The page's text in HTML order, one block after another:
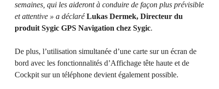
semaines, qui les aideront à conduire de façon plus prévisible
et attentive » a déclaréLukas Dermek, Directeur du
produit Sygic GPS Navigation chez Sygic.
De plus, l’utilisation simultanée d’une carte sur un écran de
bord avec les fonctionnalités d’Affichage tête haute et de
Cockpit sur un téléphone devient également possible.